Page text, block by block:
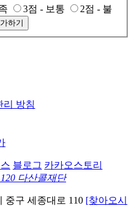
3점 - 보통
2점 - 불
하기
리 방침
블로그 카카오스토리
다산콜재단
중구 세종대로 110 [찾아오시